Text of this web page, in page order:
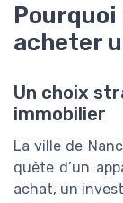
acheter
Un choix
immobilier
La ville de
quête d’un
achat, un